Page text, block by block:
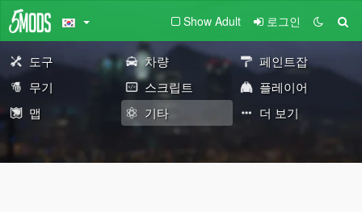
Show Adult 로그인
도구 차량
페인트잡
무기
스크립트
플레이어
맵
기타 더 보기